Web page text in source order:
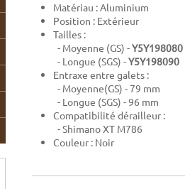
Matériau : Aluminium
Position : Extérieur
Tailles :
- Moyenne (GS) -Y5Y198080
- Longue (SGS) -Y5Y198090
Entraxe entre galets :
- Moyenne(GS) - 79 mm
- Longue (SGS) - 96 mm
Compatibilité dérailleur :
- Shimano XT M786
Couleur : Noir